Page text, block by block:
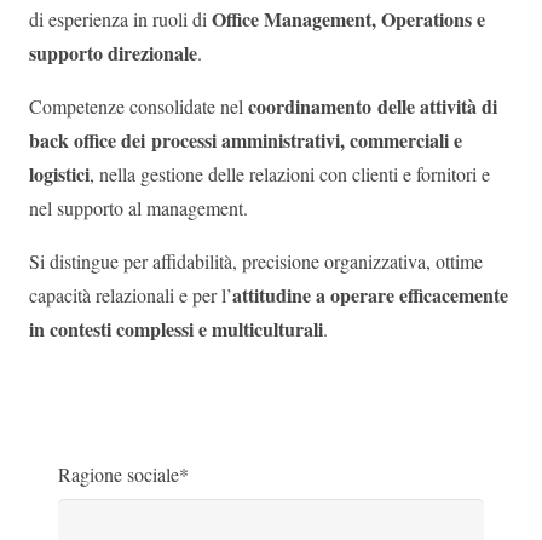
di esperienza in ruoli di Office Management, Operations e
supporto direzionale.
Competenze consolidate nel coordinamento delle attività di
back office dei processi amministrativi, commerciali e
logistici, nella gestione delle relazioni con clienti e fornitori e
nel supporto al management.
Si distingue per affidabilità, precisione organizzativa, ottime
capacità relazionali e per l’attitudine a operare efficacemente
in contesti complessi e multiculturali.
Ragione sociale*